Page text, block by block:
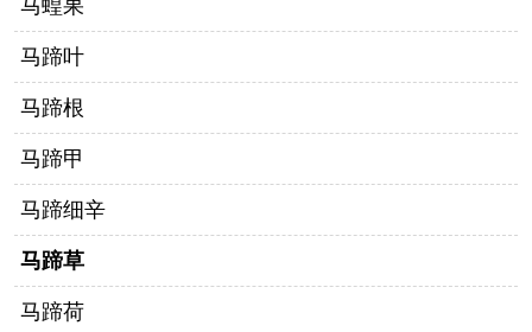
马蝗果
马蹄叶
马蹄根
马蹄甲
马蹄细辛
马蹄草
马蹄荷